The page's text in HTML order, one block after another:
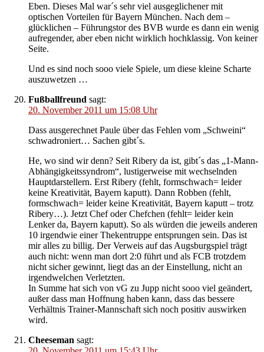
Eben. Dieses Mal war´s sehr viel ausgeglichener mit
optischen Vorteilen für Bayern München. Nach dem –
glücklichen – Führungstor des BVB wurde es dann ein wenig
aufregender, aber eben nicht wirklich hochklassig. Von keiner
Seite.
Und es sind noch sooo viele Spiele, um diese kleine Scharte
auszuwetzen …
Fußballfreund sagt:
20. November 2011 um 15:08 Uhr
Dass ausgerechnet Paule über das Fehlen vom „Schweini“
schwadroniert… Sachen gibt´s.
He, wo sind wir denn? Seit Ribery da ist, gibt´s das „1-Mann-
Abhängigkeitssyndrom“, lustigerweise mit wechselnden
Hauptdarstellern. Erst Ribery (fehlt, formschwach= leider
keine Kreativität, Bayern kaputt). Dann Robben (fehlt,
formschwach= leider keine Kreativität, Bayern kaputt – trotz
Ribery…). Jetzt Chef oder Chefchen (fehlt= leider kein
Lenker da, Bayern kaputt). So als würden die jeweils anderen
10 irgendwie einer Thekentruppe entsprungen sein. Das ist
mir alles zu billig. Der Verweis auf das Augsburgspiel trägt
auch nicht: wenn man dort 2:0 führt und als FCB trotzdem
nicht sicher gewinnt, liegt das an der Einstellung, nicht an
irgendwelchen Verletzten.
In Summe hat sich von vG zu Jupp nicht sooo viel geändert,
außer dass man Hoffnung haben kann, dass das bessere
Verhältnis Trainer-Mannschaft sich noch positiv auswirken
wird.
Cheeseman sagt: